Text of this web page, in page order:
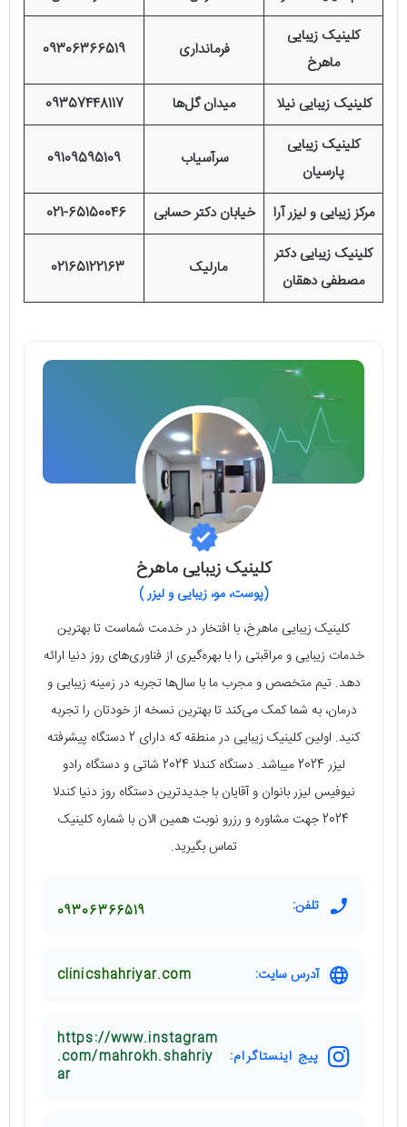
کلینیک زیبایی
ماهرخ
فرمانداری 09306366519
کلینیک زیبایی نیلا میدان گل‌ها
09357448117
کلینیک زیبایی
پارسیان
سرآسیاب 09109595109
مرکز زیبایی و لیزر آرا خیابان دکتر حسابی
021-65150046
کلینیک زیبایی دکتر
مصطفی دهقان
مارلیک 02165122163
کلینیک زیبایی ماهرخ
(پوست، مو، زیبایی و لیزر )
کلینیک زیبایی ماهرخ، با افتخار در خدمت شماست تا بهترین
خدمات زیبایی و مراقبتی را با بهره‌گیری از فناوری‌های روز دنیا ارائه
دهد. تیم متخصص و مجرب ما با سال‌ها تجربه در زمینه زیبایی و
درمان، به شما کمک می‌کند تا بهترین نسخه از خودتان را تجربه
کنید. اولین کلینیک زیبایی در منطقه که دارای 2 دستگاه پیشرفته
لیزر 2024 میباشد. دستگاه کندلا 2024 شاتی و دستگاه رادو
نیوفیس لیزر بانوان و آقایان با جدیدترین دستگاه روز دنیا کندلا
2024 جهت مشاوره و رزرو نوبت همین الان با شماره کلینیک
تماس بگیرید.
تلفن: 09306366519
آدرس سایت: clinicshahriyar.com
پیج اینستاگرام:
https://www.instagram
.com/mahrokh.shahriy
ar